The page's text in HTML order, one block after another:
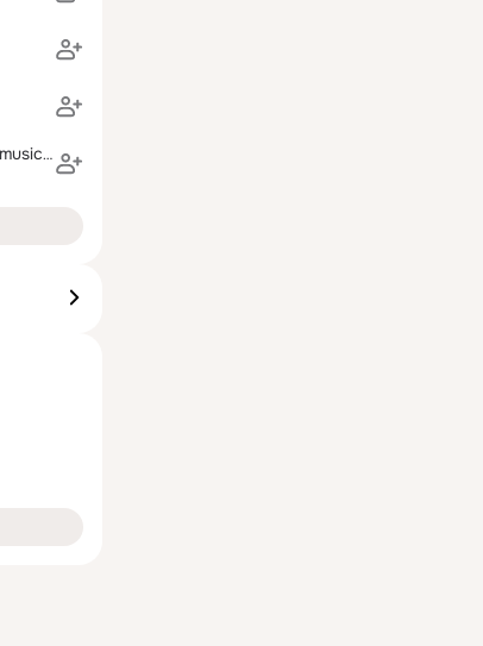
Николай Михеев (nz-musiccom)